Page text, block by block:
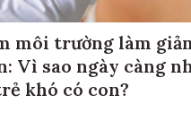
môi trường làm
Vì sao ngày càng
khó có con?